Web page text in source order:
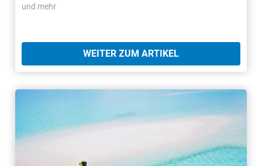
und mehr
WEITER ZUM ARTIKEL